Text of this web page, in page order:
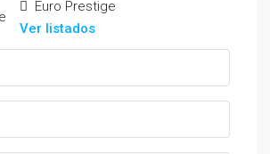
Euro Prestige
Ver listados